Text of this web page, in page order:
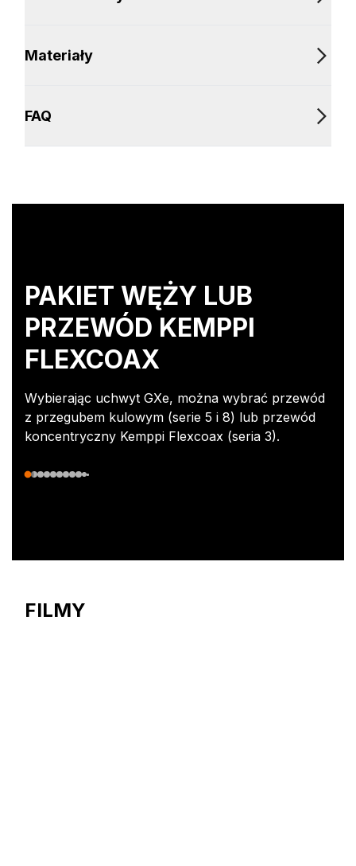
Materiały
FAQ
PAKIET WĘŻY LUB
PRZEWÓD KEMPPI
FLEXCOAX
Wybierając uchwyt GXe, można wybrać przewód
z przegubem kulowym (serie 5 i 8) lub przewód
koncentryczny Kemppi Flexcoax (seria 3).
FILMY